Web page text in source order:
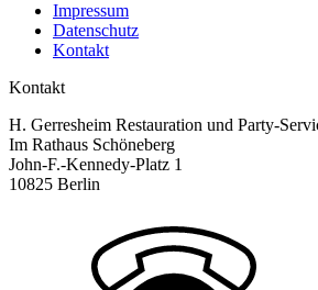
Impressum
Datenschutz
Kontakt
Kontakt
H. Gerresheim Restauration und Party-
Im Rathaus Schöneberg
John-F.-Kennedy-Platz 1
10825 Berlin